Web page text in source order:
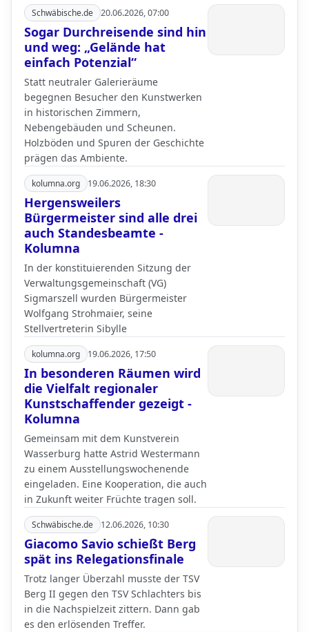
Schwäbische.de 20.06.2026, 07:00
Sogar Durchreisende sind hin
und weg: „Gelände hat
einfach Potenzial“
Statt neutraler Galerieräume
begegnen Besucher den Kunstwerken
in historischen Zimmern,
Nebengebäuden und Scheunen.
Holzböden und Spuren der Geschichte
prägen das Ambiente.
kolumna.org 19.06.2026, 18:30
Hergensweilers
Bürgermeister sind alle drei
auch Standesbeamte -
Kolumna
In der konstituierenden Sitzung der
Verwaltungsgemeinschaft (VG)
Sigmarszell wurden Bürgermeister
Wolfgang Strohmaier, seine
Stellvertreterin Sibylle
kolumna.org 19.06.2026, 17:50
In besonderen Räumen wird
die Vielfalt regionaler
Kunstschaffender gezeigt -
Kolumna
Gemeinsam mit dem Kunstverein
Wasserburg hatte Astrid Westermann
zu einem Ausstellungswochenende
eingeladen. Eine Kooperation, die auch
in Zukunft weiter Früchte tragen soll.
Schwäbische.de 12.06.2026, 10:30
Giacomo Savio schießt Berg
spät ins Relegationsfinale
Trotz langer Überzahl musste der TSV
Berg II gegen den TSV Schlachters bis
in die Nachspielzeit zittern. Dann gab
es den erlösenden Treffer.